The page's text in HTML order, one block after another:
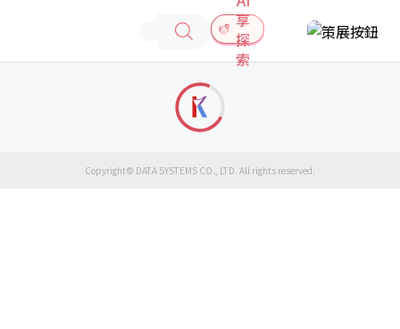
享
探
索
Copyright© DATA SYSTEMS CO., LTD. All rights reserved.